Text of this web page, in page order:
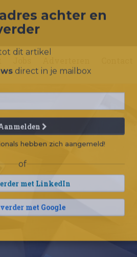
achter en
Aanmelden
hebben zich aangemeld!
of
met LinkedIn
met Google